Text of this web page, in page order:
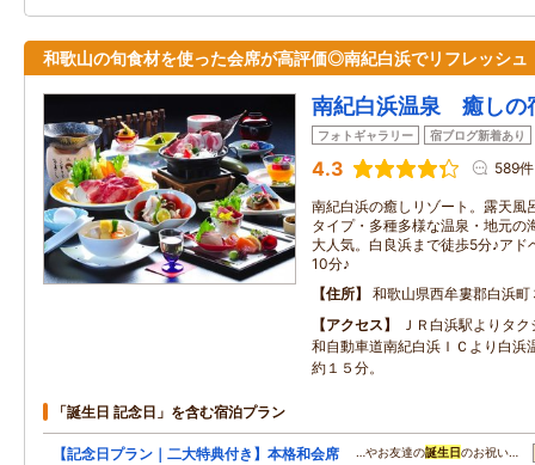
和歌山の旬食材を使った会席が高評価◎南紀白浜でリフレッシュ
南紀白浜温泉 癒しの
フォトギャラリー 宿ブログ新着あり
4.3 589件
南紀白浜の癒しリゾート。露天風
タイプ・多種多様な温泉・地元の
大人気。白良浜まで徒歩5分♪アド
10分♪
住所
和歌山県西牟婁郡白浜町
アクセス
ＪＲ白浜駅よりタ
和自動車道南紀白浜ＩＣより白浜
約１５分。
「誕生日 記念日」を含む宿泊プラン
【記念日プラン｜二大特典付き】本格和会席
…やお友達の誕生日のお祝い…